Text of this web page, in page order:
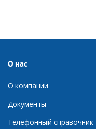
О нас
О компании
Документы
Телефонный справочник